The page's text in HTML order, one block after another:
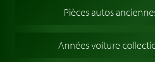
Voitures Allemandes
Voitures Suédoises
Pièces autos
Années voiture